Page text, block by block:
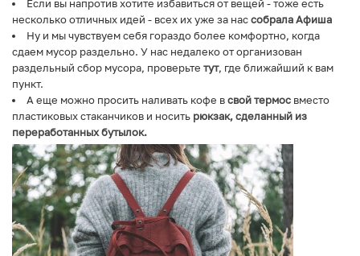
Если вы напротив хотите избавиться от вещей - тоже есть
несколько отличных идей - всех их уже за нассобрала Афиша
Ну и мы чувствуем себя гораздо более комфортно, когда
сдаем мусор раздельно. У нас недалеко от организован
раздельный сбор мусора, проверьте тут, где ближайший к вам
пункт.
А еще можно просить наливать кофе всвой термос вместо
пластиковых стаканчиков и носить рюкзак, сделанный из
переработанных бутылок.